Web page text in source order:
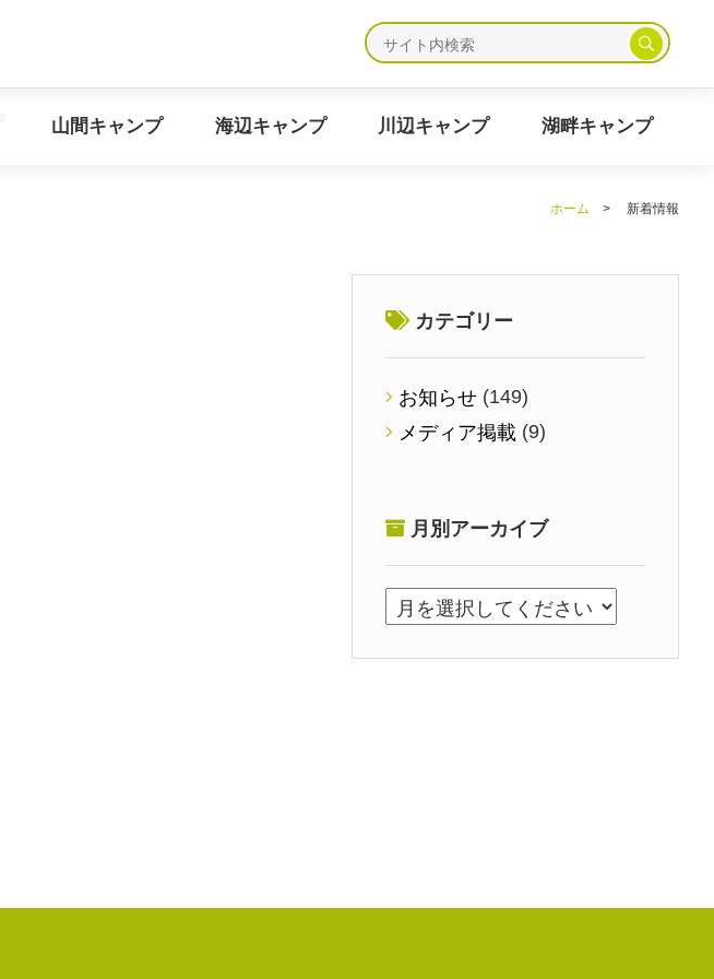
海辺キャンプ 川辺キャンプ 湖畔キャンプ
山間キャンプ 海辺キャンプ 川辺キャンプ 湖畔キャンプ
ホーム > 新着情報
カテゴリー
お知らせ (149)
メディア掲載 (9)
月別アーカイブ